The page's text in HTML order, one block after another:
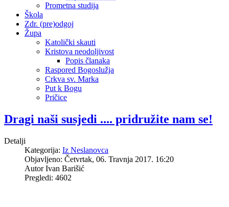
Prometna studija
Škola
Zdr. (pre)odgoj
Župa
Katolički skauti
Kristova neodoljivost
Popis članaka
Raspored Bogoslužja
Crkva sv. Marka
Put k Bogu
Pričice
Dragi naši susjedi .... pridružite nam se!
Detalji
Kategorija: Iz Neslanovca
Objavljeno: Četvrtak, 06. Travnja 2017. 16:20
AutorIvan Barišić
Pregledi: 4602